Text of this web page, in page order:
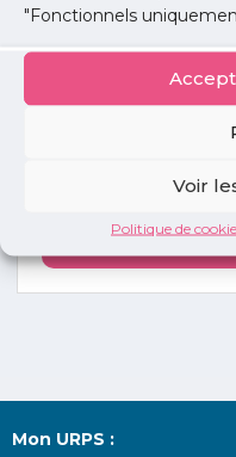
"Fonctionnels
Voir
Politique de
annonces
Mon URPS :